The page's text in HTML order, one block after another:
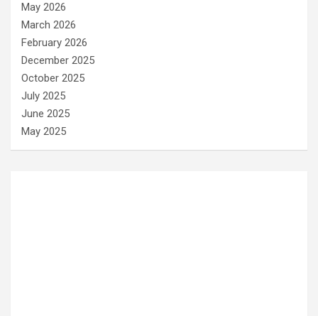
May 2026
March 2026
February 2026
December 2025
October 2025
July 2025
June 2025
May 2025